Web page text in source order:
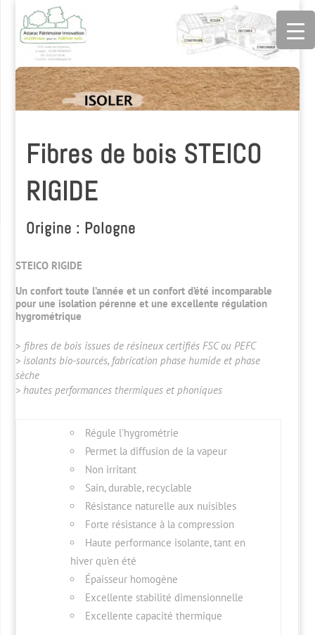
Fibres de bois STEICO
RIGIDE
Origine : Pologne
STEICO RIGIDE
Un confort toute l’année et un confort d’été incomparable
pour une isolation pérenne et une excellente régulation
hygrométrique
> fibres de bois issues de résineux certifiés FSC ou PEFC
> isolants bio-sourcés, fabrication phase humide et phase
sèche
> hautes performances thermiques et phoniques
Régule l’hygrométrie
Permet la diffusion de la vapeur
Non irritant
Sain, durable, recyclable
Résistance naturelle aux nuisibles
Forte résistance à la compression
Haute performance isolante, tant en
hiver qu’en été
Épaisseur homogène
Excellente stabilité dimensionnelle
Excellente capacité thermique